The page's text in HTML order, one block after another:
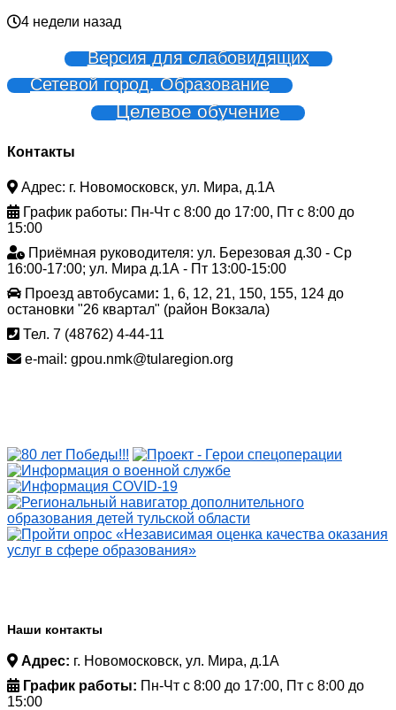
4 недели назад
Версия для слабовидящих
Сетевой город. Образование
Целевое обучение
Контакты
Адрес: г. Новомосковск, ул. Мира, д.1А
График работы: Пн-Чт с 8:00 до 17:00, Пт с 8:00 до
15:00
Приёмная руководителя: ул. Березовая д.30 - Ср
16:00-17:00; ул. Мира д.1А - Пт 13:00-15:00
Проезд автобусами: 1, 6, 12, 21, 150, 155, 124 до
остановки "26 квартал" (район Вокзала)
Тел. 7 (48762) 4-44-11
e-mail: gpou.nmk@tularegion.org
Наши контакты
Адрес: г. Новомосковск, ул. Мира, д.1А
График работы: Пн-Чт с 8:00 до 17:00, Пт с 8:00 до
15:00